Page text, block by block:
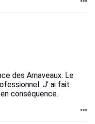
des Arnaveaux. Le
J' ai fait
conséquence.